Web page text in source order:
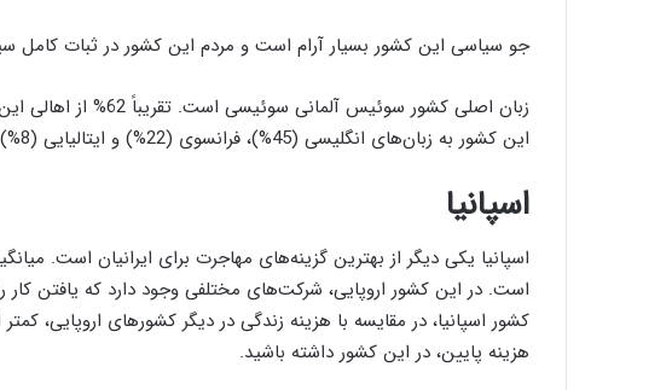
جو سیاسی این کشور بسیار آرام است و مردم این کشور در ثبات کامل
زبان اصلی کشور سوئیس
این کشور به زبان‌های انگلیسی (45%)، فرانسوی (22%) و ایتالیایی (8%) نیز صحبت می‌کنند.
اسپانیا
کشور اسپانیا، در مقایسه با هزینه زندگی در دیگر کشورهای اروپایی،
هزینه پایین، در این کشور داشته باشید.